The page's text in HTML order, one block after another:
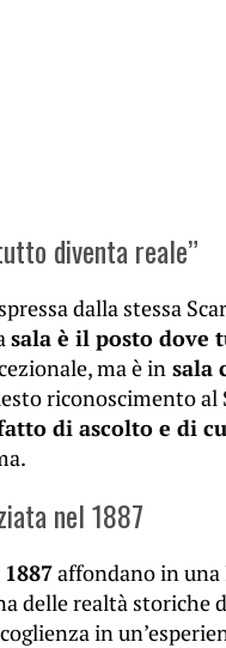
diventa reale”
dalla stessa
sala è il posto dove
ma è in sala
riconoscimento
di ascolto e di
nel 1887
affondano in
delle realtà
in